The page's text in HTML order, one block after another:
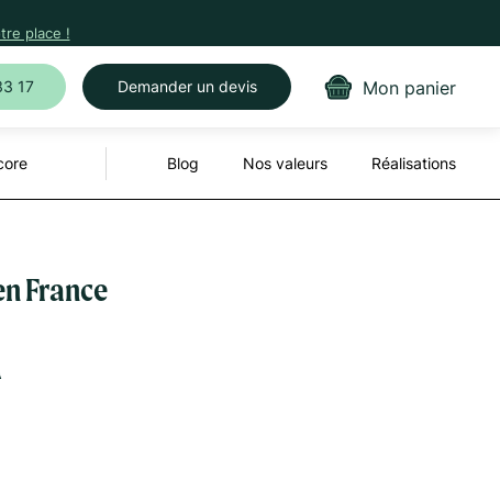
place !
17 Demander un devis Mon panier
Blog Nos valeurs Réalisations
France